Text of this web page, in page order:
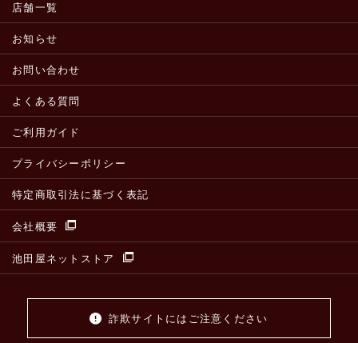
店舗一覧
お知らせ
お問い合わせ
よくある質問
ご利用ガイド
プライバシーポリシー
特定商取引法に基づく表記
会社概要
池田屋ネットストア
詐欺サイトにはご注意ください